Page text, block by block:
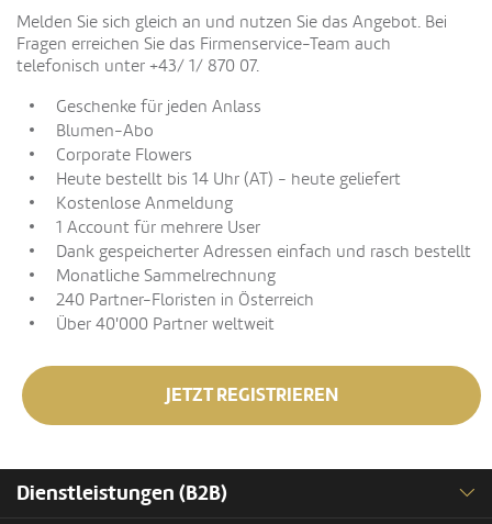
Melden Sie sich gleich an und nutzen Sie das Angebot. Bei
Fragen erreichen Sie das Firmenservice-Team auch
telefonisch unter +43/ 1/ 870 07.
Geschenke für jeden Anlass
Blumen-Abo
Corporate Flowers
Heute bestellt bis 14 Uhr (AT) - heute geliefert
Kostenlose Anmeldung
1 Account für mehrere User
Dank gespeicherter Adressen einfach und rasch bestellt
Monatliche Sammelrechnung
240 Partner-Floristen in Österreich
Über 40'000 Partner weltweit
JETZT REGISTRIEREN
Dienstleistungen (B2B)